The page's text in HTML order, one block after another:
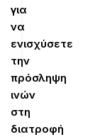
για
να
ενισχύσετε
την
πρόσληψη
ινών
στη
διατροφή